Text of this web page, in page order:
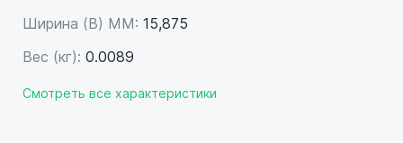
Ширина (B) MM: 15,875
Вес (кг): 0.0089
Смотреть все характеристики